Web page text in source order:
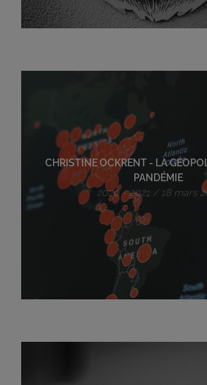
CHRISTINE OCKRENT - LA
PANDÉMIE
2020 - 2021 / 18 mars